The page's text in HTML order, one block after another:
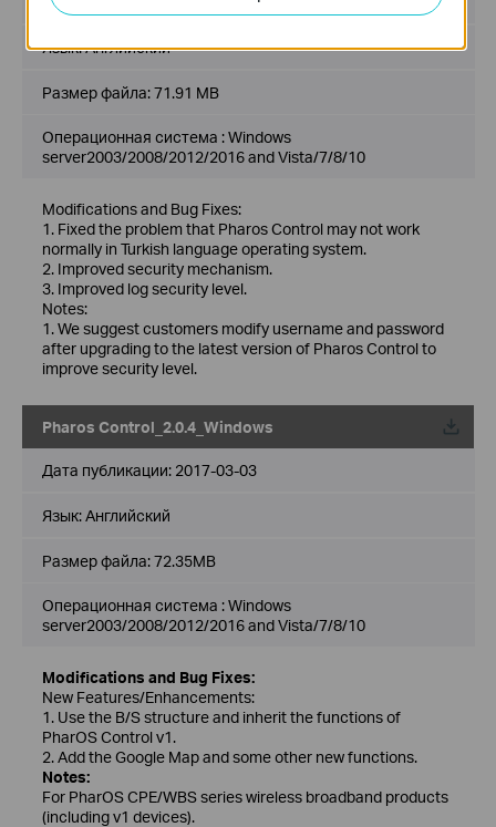
Язык:Английский
Размер файла:71.91 MB
Операционная система : Windows
server2003/2008/2012/2016 and Vista/7/8/10
Modifications and Bug Fixes:
1. Fixed the problem that Pharos Control may not work
normally in Turkish language operating system.
2. Improved security mechanism.
3. Improved log security level.
Notes:
1. We suggest customers modify username and password
after upgrading to the latest version of Pharos Control to
improve security level.
Pharos Control_2.0.4_Windows
Дата публикации: 2017-03-03
Язык:Английский
Размер файла:72.35MB
Операционная система : Windows
server2003/2008/2012/2016 and Vista/7/8/10
Modifications and Bug Fixes:
New Features/Enhancements:
1. Use the B/S structure and inherit the functions of
PharOS Control v1.
2. Add the Google Map and some other new functions.
Notes:
For PharOS CPE/WBS series wireless broadband products
(including v1 devices).